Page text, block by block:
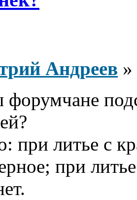
Андреев »
при литье с
при